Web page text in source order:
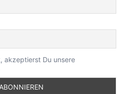
akzeptierst Du unsere